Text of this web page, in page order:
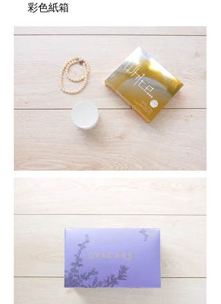
彩色紙箱